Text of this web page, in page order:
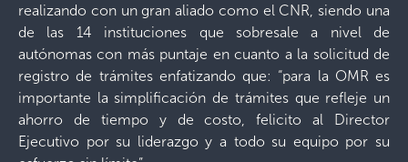
realizando con un gran aliado como el CNR, siendo una
de las 14 instituciones que sobresale a nivel de
autónomas con más puntaje en cuanto a la solicitud de
registro de trámites enfatizando que: “para la OMR es
importante la simplificación de trámites que refleje un
ahorro de tiempo y de costo, felicito al Director
Ejecutivo por su liderazgo y a todo su equipo por su